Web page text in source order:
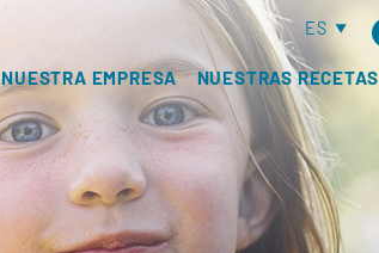
ES
NUESTRA EMPRESA NUESTRAS RECETAS